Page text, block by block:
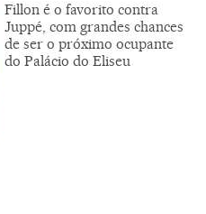
Fillon é o favorito contra
Juppé, com grandes chances
de ser o próximo ocupante
do Palácio do Eliseu